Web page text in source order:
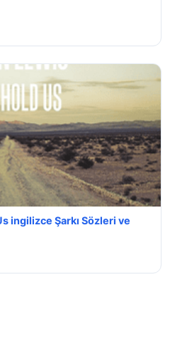
ingilizce Şarkı Sözleri ve